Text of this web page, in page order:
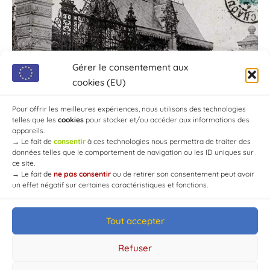
Gérer le consentement aux
cookies (EU)
Pour offrir les meilleures expériences, nous utilisons des technologies
telles que les cookies pour stocker et/ou accéder aux informations des
appareils.
→ Le fait de consentir à ces technologies nous permettra de traiter des
données telles que le comportement de navigation ou les ID uniques sur
ce site.
→ Le fait de ne pas consentir ou de retirer son consentement peut avoir
un effet négatif sur certaines caractéristiques et fonctions.
Tout accepter
Refuser
© Mairie de Chaource [2004-2024] | Tous droits réservés.
Developed byWEB3-DESIGN